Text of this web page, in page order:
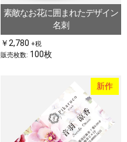
素敵なお花に囲まれたデザイン
名刺
￥2,780 +税
販売枚数: 100枚
新作